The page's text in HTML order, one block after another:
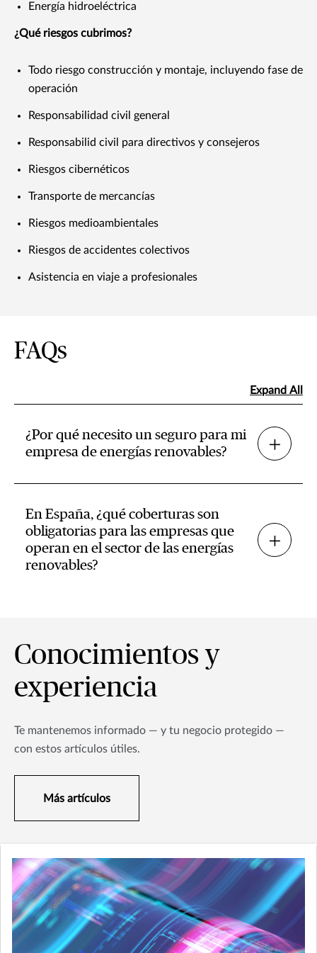
Energía hidroeléctrica
¿Qué riesgos cubrimos?
Todo riesgo construcción y montaje, incluyendo fase de
operación
Responsabilidad civil general
Responsabilid civil para directivos y consejeros
Riesgos cibernéticos
Transporte de mercancías
Riesgos medioambientales
Riesgos de accidentes colectivos
Asistencia en viaje a profesionales
FAQs
Expand All
¿Por qué necesito un seguro para mi
empresa de energías renovables?
En España, ¿qué coberturas son
obligatorias para las empresas que
operan en el sector de las energías
renovables?
Conocimientos y
experiencia
Te mantenemos informado — y tu negocio protegido —
con estos artículos útiles.
Más artículos